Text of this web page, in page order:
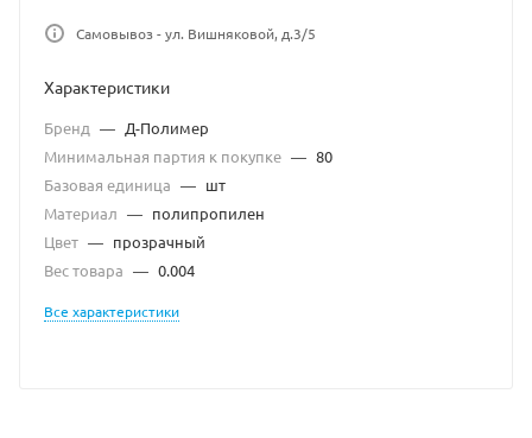
Самовывоз - ул. Вишняковой, д.3/5
Характеристики
Бренд — Д-Полимер
Минимальная партия к покупке — 80
Базовая единица — шт
Материал — полипропилен
Цвет — прозрачный
Вес товара — 0.004
Все характеристики